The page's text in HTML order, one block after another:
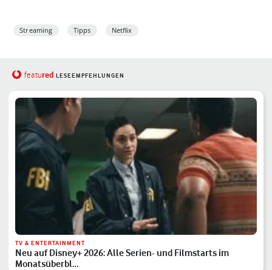
Streaming Tipps Netflix
featured LESEEMPFEHLUNGEN
TV & ENTERTAINMENT
Neu auf Disney+ 2026: Alle Serien- und Filmstarts im
Monatsüberbl…